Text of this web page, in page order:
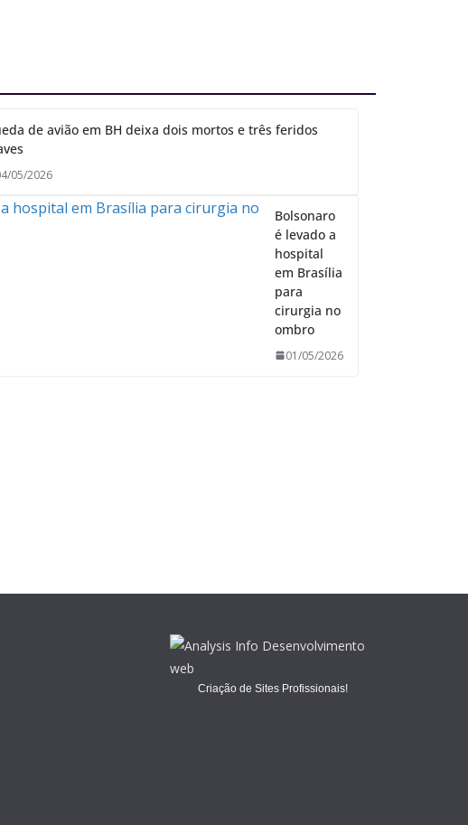
de avião em BH deixa dois mortos e três feridos
05/2026
Bolsonaro
é levado a
hospital
em Brasília
para
cirurgia no
ombro
01/05/2026
Criação de Sites Profissionais!